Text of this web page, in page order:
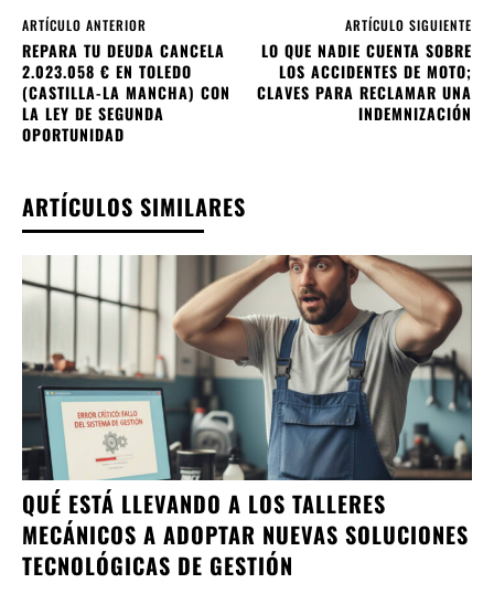
ARTÍCULO ANTERIOR
REPARA TU DEUDA CANCELA
2.023.058 € EN TOLEDO
(CASTILLA-LA MANCHA) CON
LA LEY DE SEGUNDA
OPORTUNIDAD
ARTÍCULO SIGUIENTE
LO QUE NADIE CUENTA SOBRE
LOS ACCIDENTES DE MOTO;
CLAVES PARA RECLAMAR UNA
INDEMNIZACIÓN
ARTÍCULOS SIMILARES
QUÉ ESTÁ LLEVANDO A LOS TALLERES
MECÁNICOS A ADOPTAR NUEVAS SOLUCIONES
TECNOLÓGICAS DE GESTIÓN